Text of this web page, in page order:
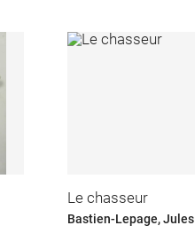
Le chasseur
Bastien-Lepage, Jules